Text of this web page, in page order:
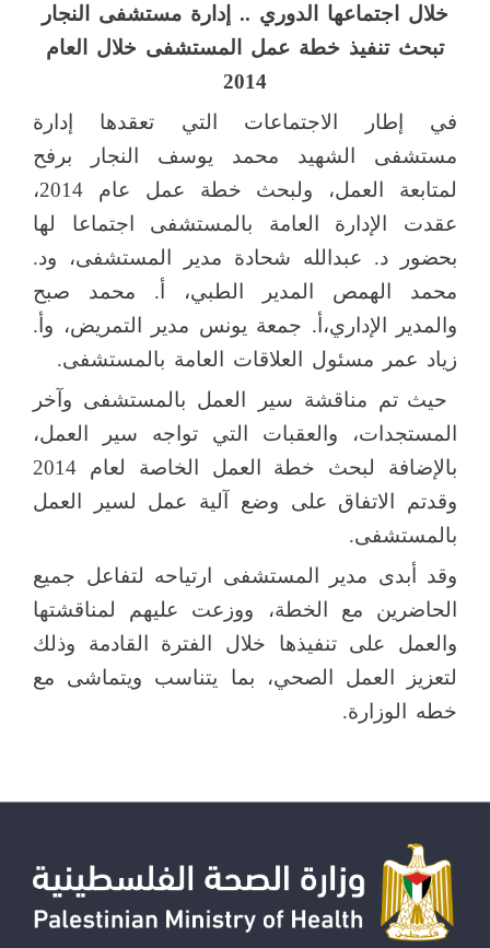
خلال اجتماعها الدوري .. إدارة مستشفى النجار
تبحث تنفيذ خطة عمل المستشفى خلال العام
2014
في إطار الاجتماعات التي تعقدها إدارة
مستشفى الشهيد محمد يوسف النجار برفح
لمتابعة العمل، ولبحث خطة عمل عام 2014،
عقدت الإدارة العامة بالمستشفى اجتماعا لها
بحضور د. عبدالله شحادة مدير المستشفى، ود.
محمد الهمص المدير الطبي، أ. محمد صبح
والمدير الإداري،أ. جمعة يونس مدير التمريض، وأ.
زياد عمر مسئول العلاقات العامة بالمستشفى.
حيث تم مناقشة سير العمل بالمستشفى وآخر
المستجدات، والعقبات التي تواجه سير العمل،
بالإضافة لبحث خطة العمل الخاصة لعام 2014
وقدتم الاتفاق على وضع آلية عمل لسير العمل
بالمستشفى.
وقد أبدى مدير المستشفى ارتياحه لتفاعل جميع
الحاضرين مع الخطة، ووزعت عليهم لمناقشتها
والعمل على تنفيذها خلال الفترة القادمة وذلك
لتعزيز العمل الصحي، بما يتناسب ويتماشى مع
خطه الوزارة.